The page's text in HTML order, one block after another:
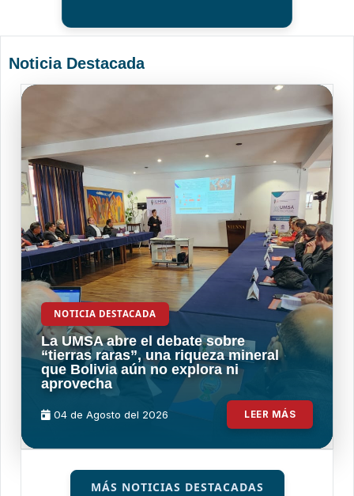
Noticia Destacada
NOTICIA DESTACADA
La UMSA abre el debate sobre
“tierras raras”, una riqueza mineral
que Bolivia aún no explora ni
aprovecha
04 de Agosto del 2026 LEER MÁS
MÁS NOTICIAS DESTACADAS